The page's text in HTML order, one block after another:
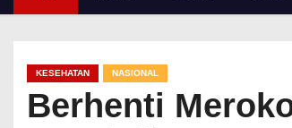
KESEHATAN NASIONAL
Berhenti